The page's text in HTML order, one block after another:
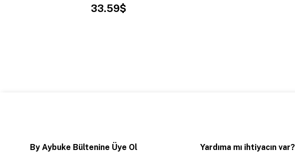
33.59$
By Aybuke Bültenine Üye Ol Yardıma mı ihtiyacın var?